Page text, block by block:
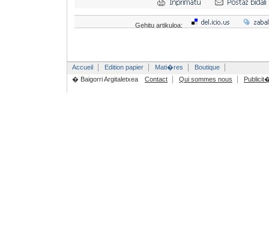
Gehitu artikuloa:
Accueil Edition papier Mati�res
Boutique
� Baigorri Argitaletxea
Contact Qui sommes nous